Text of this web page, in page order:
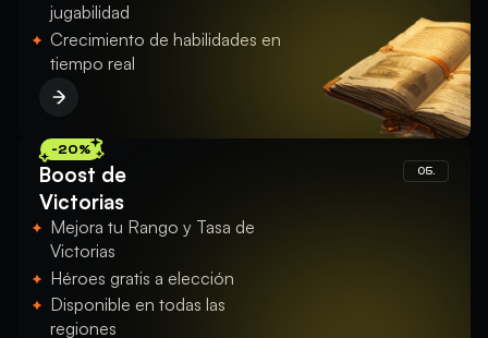
jugabilidad
Crecimiento de habilidades en
tiempo real
-20%
Boost de
Victorias
05.
Mejora tu Rango y Tasa de
Victorias
Héroes gratis a elección
Disponible en todas las
regiones